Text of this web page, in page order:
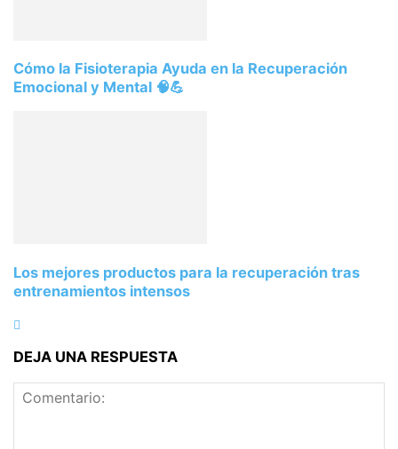
Cómo la Fisioterapia Ayuda en la Recuperación
Emocional y Mental 🧠💪
Los mejores productos para la recuperación tras
entrenamientos intensos
DEJA UNA RESPUESTA